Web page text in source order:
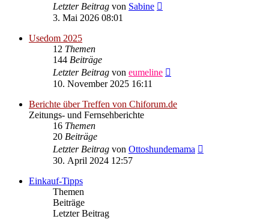
Letzter Beitrag von Sabine
3. Mai 2026 08:01
Usedom 2025
12 Themen
144 Beiträge
Letzter Beitrag von eumeline
10. November 2025 16:11
Berichte über Treffen von Chiforum.de
Zeitungs- und Fernsehberichte
16 Themen
20 Beiträge
Letzter Beitrag von Ottoshundemama
30. April 2024 12:57
Einkauf-Tipps
Themen
Beiträge
Letzter Beitrag